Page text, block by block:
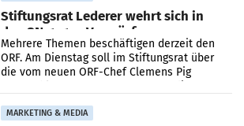
Stiftungsrat Lederer wehrt sich in
den SN gegen Vorwürfe
Mehrere Themen beschäftigen derzeit den
ORF. Am Dienstag soll im Stiftungsrat über
die vom neuen ORF-Chef Clemens Pig
MARKETING & MEDIA